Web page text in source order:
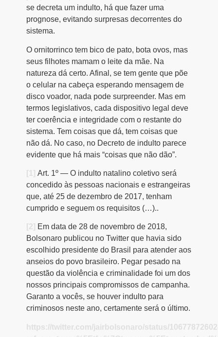
se decreta um indulto, há que fazer uma
prognose, evitando surpresas decorrentes do
sistema.
O ornitorrinco tem bico de pato, bota ovos, mas
seus filhotes mamam o leite da mãe. Na
natureza dá certo. Afinal, se tem gente que põe
o celular na cabeça esperando mensagem de
disco voador, nada pode surpreender. Mas em
termos legislativos, cada dispositivo legal deve
ter coerência e integridade com o restante do
sistema. Tem coisas que dá, tem coisas que
não dá. No caso, no Decreto de indulto parece
evidente que há mais “coisas que não dão”.
[1] Art. 1º — O indulto natalino coletivo será
concedido às pessoas nacionais e estrangeiras
que, até 25 de dezembro de 2017, tenham
cumprido e seguem os requisitos (…)..
[2] Em data de 28 de novembro de 2018,
Bolsonaro publicou no Twitter que havia sido
escolhido presidente do Brasil para atender aos
anseios do povo brasileiro. Pegar pesado na
questão da violência e criminalidade foi um dos
nossos principais compromissos de campanha.
Garanto a vocês, se houver indulto para
criminosos neste ano, certamente será o último.
https://twitter.com/jairbolsonaro/status/